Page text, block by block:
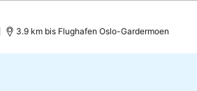
3.9 km bis Flughafen Oslo-Gardermoen